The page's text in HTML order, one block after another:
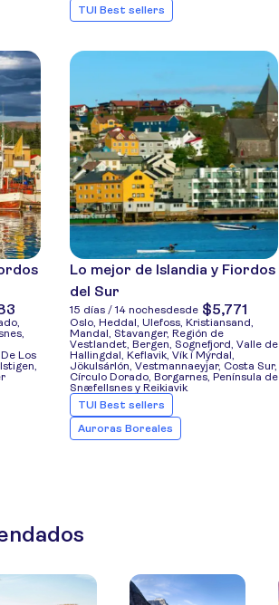
TUI Best sellers
Los
Lo mejor de Islandia y Fiordos
del Sur
15 días / 14 nochesdesde $5,771
Oslo, Heddal, Ulefoss, Kristiansand,
Mandal, Stavanger, Región de
Vestlandet, Bergen, Sognefjord, Valle de
Hallingdal, Keflavik, Vík í Mýrdal,
Jökulsárlón, Vestmannaeyjar, Costa Sur,
Círculo Dorado, Borgarnes, Península de
Snæfellsnes y Reikiavik
TUI Best sellers
Auroras Boreales